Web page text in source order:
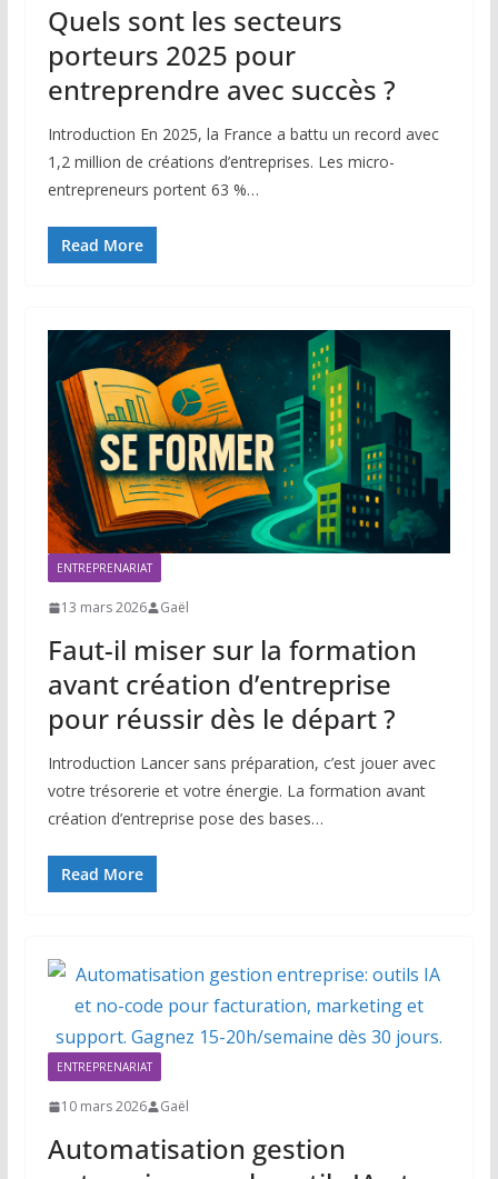
Quels sont les secteurs
porteurs 2025 pour
entreprendre avec succès ?
Introduction En 2025, la France a battu un record avec
1,2 million de créations d’entreprises. Les micro-
entrepreneurs portent 63 %…
Read More
ENTREPRENARIAT
13 mars 2026 Gaël
Faut-il miser sur la formation
avant création d’entreprise
pour réussir dès le départ ?
Introduction Lancer sans préparation, c’est jouer avec
votre trésorerie et votre énergie. La formation avant
création d’entreprise pose des bases…
Read More
ENTREPRENARIAT
10 mars 2026 Gaël
Automatisation gestion